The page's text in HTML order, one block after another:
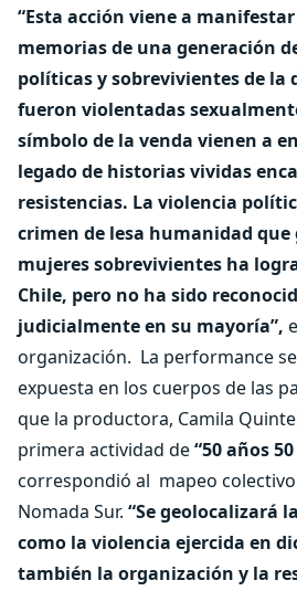
“Esta acción viene a
memorias de una generación
políticas y sobrevivientes de la
fueron violentadas
símbolo de la venda vienen a
legado de historias vividas
resistencias. La violencia
crimen de lesa humanidad que
mujeres sobrevivientes ha
Chile, pero no ha sido
judicialmente en su mayoría”,
organización. La performance
expuesta en los cuerpos de las
que la productora, Camila
primera actividad de“50 años
correspondió al mapeo
Nomada Sur. “Se geolocalizará
como la violencia ejercida en
también la organización y la